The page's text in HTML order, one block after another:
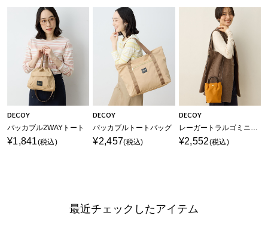
DECOY
パッカブル2WAYトート
¥1,841(税込)
DECOY
パッカブルトートバッグ
¥2,457(税込)
DECOY
レーガートラルゴミニショルダー
¥2,552(税込)
最近チェックしたアイテム